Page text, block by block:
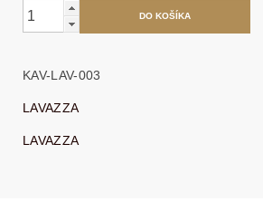
KAV-LAV-003
LAVAZZA
LAVAZZA